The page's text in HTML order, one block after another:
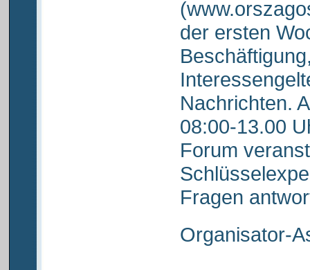
der ersten
Nachrichten.
08:00-13.00
Forum
Fragen
Organisator-